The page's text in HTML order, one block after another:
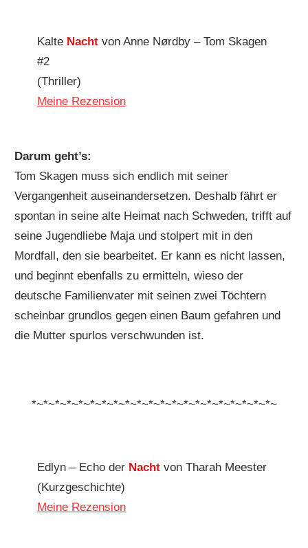
Kalte Nachtvon Anne Nørdby – Tom Skagen
#2
(Thriller)
Meine Rezension
Darum geht’s:
Tom Skagen muss sich endlich mit seiner
Vergangenheit auseinandersetzen. Deshalb fährt er
spontan in seine alte Heimat nach Schweden, trifft auf
seine Jugendliebe Maja und stolpert mit in den
Mordfall, den sie bearbeitet. Er kann es nicht lassen,
und beginnt ebenfalls zu ermitteln, wieso der
deutsche Familienvater mit seinen zwei Töchtern
scheinbar grundlos gegen einen Baum gefahren und
die Mutter spurlos verschwunden ist.
*~*~*~*~*~*~*~*~*~*~*~*~*~*~*~*~*~*~*~*~*~
Edlyn – Echo der Nachtvon Tharah Meester
(Kurzgeschichte)
Meine Rezension